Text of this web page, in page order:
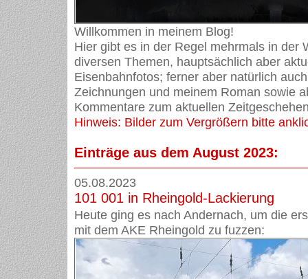
Willkommen in meinem Blog!
Hier gibt es in der Regel mehrmals in der
diversen Themen, hauptsächlich aber
Eisenbahnfotos; ferner aber natürlich
Zeichnungen und meinem Roman sowie
Kommentare zum aktuellen
Hinweis: Bilder zum Vergrößern bitte
Einträge aus dem August 2023:
05.08.2023
101 001 in Rheingold-Lackierung
Heute ging es nach Andernach, um die
mit dem AKE Rheingold zu fuzzen: